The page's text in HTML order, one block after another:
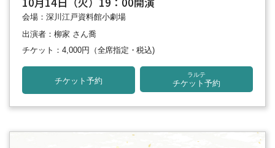
会場：深川江戸資料館小劇場
出演者：柳家 さん喬
チケット：4,000円
（全席指定・税込)
チケット予約
ラルテ
チケット予約